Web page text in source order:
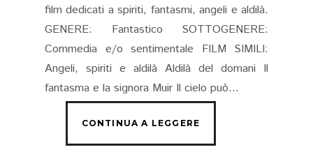
film dedicati a spiriti, fantasmi, angeli e aldilà.
GENERE: Fantastico SOTTOGENERE:
Commedia e/o sentimentale FILM SIMILI:
Angeli, spiriti e aldilà Aldilà del domani Il
fantasma e la signora Muir Il cielo può...